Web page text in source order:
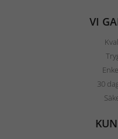
VI
30